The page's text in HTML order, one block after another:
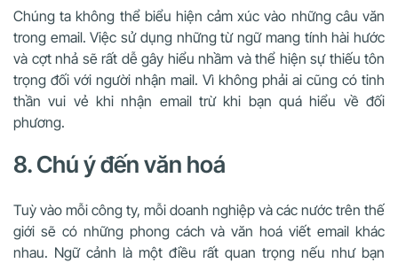
Chúng ta không thể biểu hiện cảm xúc vào những câu văn
trong email. Việc sử dụng những từ ngữ mang tính hài hước
và cợt nhả sẽ rất dễ gây hiểu nhầm và thể hiện sự thiếu tôn
trọng đối với người nhận mail. Vì không phải ai cũng có tinh
thần vui vẻ khi nhận email trừ khi bạn quá hiểu về đối
phương.
8. Chú ý đến văn hoá
Tuỳ vào mỗi công ty, mỗi doanh nghiệp và các nước trên thế
giới sẽ có những phong cách và văn hoá viết email khác
nhau. Ngữ cảnh là một điều rất quan trọng nếu như bạn